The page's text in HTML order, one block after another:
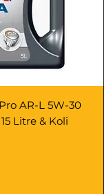
AR-L 5W-30
15 Litre & Koli